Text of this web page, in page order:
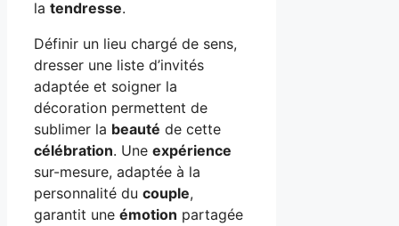
la tendresse.
Définir un lieu chargé de sens,
dresser une liste d’invités
adaptée et soigner la
décoration permettent de
sublimer la beauté de cette
célébration. Une expérience
sur-mesure, adaptée à la
personnalité du couple,
garantit une émotion partagée